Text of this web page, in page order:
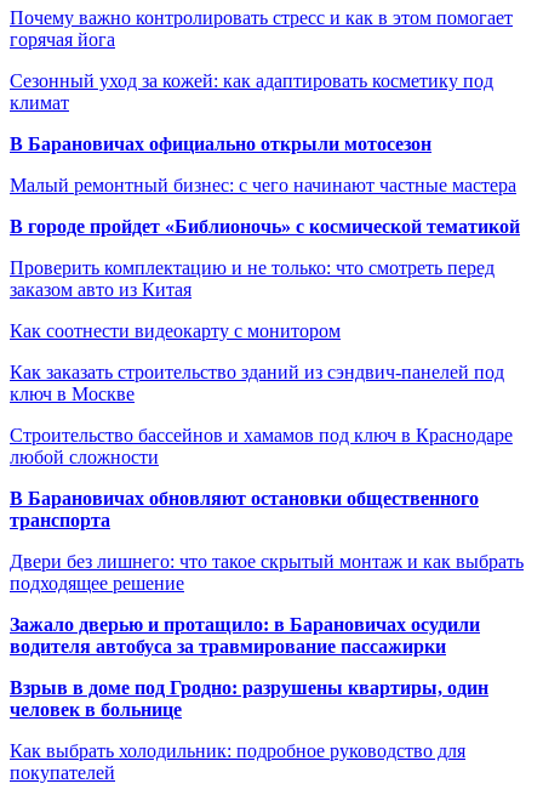
Почему важно контролировать стресс и как в этом помогает
горячая йога
Сезонный уход за кожей: как адаптировать косметику под
климат
В Барановичах официально открыли мотосезон
Малый ремонтный бизнес: с чего начинают частные мастера
В городе пройдет «Библионочь» с космической тематикой
Проверить комплектацию и не только: что смотреть перед
заказом авто из Китая
Как соотнести видеокарту с монитором
Как заказать строительство зданий из сэндвич-панелей под
ключ в Москве
Строительство бассейнов и хамамов под ключ в Краснодаре
любой сложности
В Барановичах обновляют остановки общественного
транспорта
Двери без лишнего: что такое скрытый монтаж и как выбрать
подходящее решение
Зажало дверью и протащило: в Барановичах осудили
водителя автобуса за травмирование пассажирки
Взрыв в доме под Гродно: разрушены квартиры, один
человек в больнице
Как выбрать холодильник: подробное руководство для
покупателей